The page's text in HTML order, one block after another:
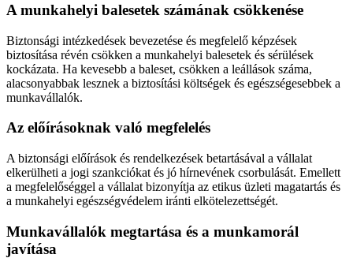
A munkahelyi balesetek számának csökkenése
Biztonsági intézkedések bevezetése és megfelelő képzések
biztosítása révén csökken a munkahelyi balesetek és sérülések
kockázata. Ha kevesebb a baleset, csökken a leállások száma,
alacsonyabbak lesznek a biztosítási költségek és egészségesebbek a
munkavállalók.
Az előírásoknak való megfelelés
A biztonsági előírások és rendelkezések betartásával a vállalat
elkerülheti a jogi szankciókat és jó hírnevének csorbulását. Emellett
a megfelelőséggel a vállalat bizonyítja az etikus üzleti magatartás és
a munkahelyi egészségvédelem iránti elkötelezettségét.
Munkavállalók megtartása és a munkamorál
javítása